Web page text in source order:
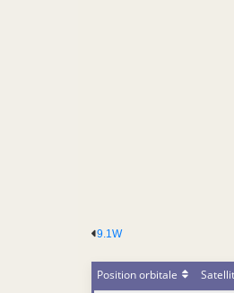
9.1W
Position orbitale